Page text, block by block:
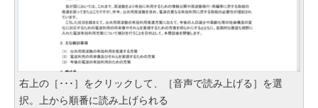
右上の［･･･］をクリックして、［音声で読み上げる］を選
択。上から順番に読み上げられる